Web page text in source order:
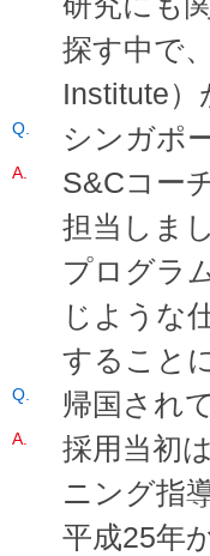
探す中で
Institute
シンガポ
S&Cコー
担当しま
プログラ
じような
すること
帰国され
採用当初
ニング指
平成25年